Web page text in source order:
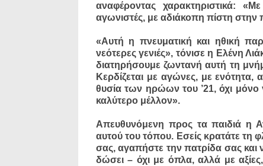
αναφέροντας χαρακτηριστικά:
αγωνιστές, με αδιάκοπη πίστη στην
«Αυτή η πνευματική και ηθική
νεότερες γενιές», τόνισε η Ελένη
διατηρήσουμε ζωντανή αυτή τη
Κερδίζεται με αγώνες, με
θυσία των ηρώων του ’21, όχι μόνο
καλύτερο μέλλον».
Απευθυνόμενη προς τα παιδιά η
αυτού του τόπου. Εσείς κρατάτε τη
σας, αγαπήστε την πατρίδα σας και
δώσει – όχι με όπλα, αλλά με